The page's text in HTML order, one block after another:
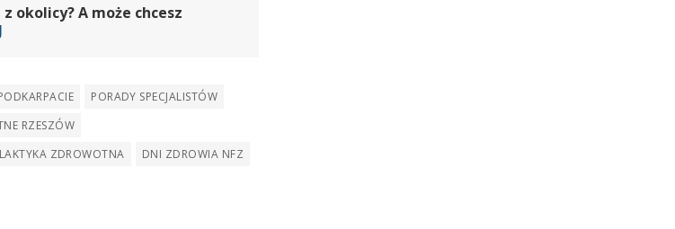
okolicy? A może chcesz
PORADY SPECJALISTÓW
RZESZÓW
ZDROWOTNA
DNI ZDROWIA NFZ